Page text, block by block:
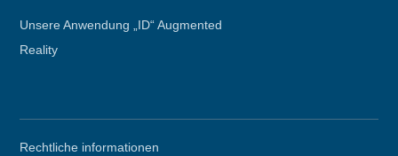
Unsere Anwendung „ID“ Augmented
Reality
Rechtliche informationen